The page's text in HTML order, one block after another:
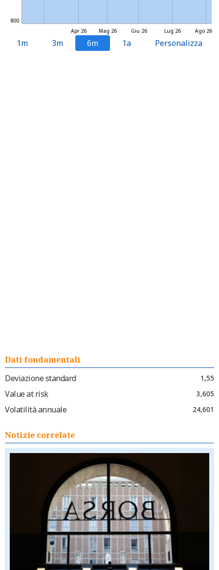
Mag 26 Lug 26
Apr 26 Giu 26 Ago 26
800
1m 3m 6m 1a Personalizza
Dati fondamentali
Deviazione standard
1,55
Value at risk 3,605
Volatilità annuale 24,601
Notizie correlate